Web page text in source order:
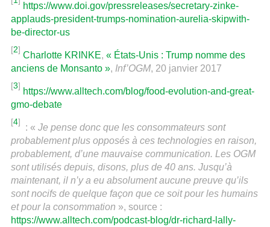
https://www.doi.gov/pressreleases/secretary-zinke-
applauds-president-trumps-nomination-aurelia-skipwith-
be-director-us
[2]
Charlotte KRINKE, « États-Unis : Trump nomme des
anciens de Monsanto », Inf’OGM, 20 janvier 2017
[3]
https://www.alltech.com/blog/food-evolution-and-great-
gmo-debate
[4]
: « Je pense donc que les consommateurs sont
probablement plus opposés à ces technologies en raison,
probablement, d’une mauvaise communication. Les OGM
sont utilisés depuis, disons, plus de 40 ans. Jusqu’à
maintenant, il n’y a eu absolument aucune preuve qu’ils
sont nocifs de quelque façon que ce soit pour les humains
et pour la consommation », source :
https://www.alltech.com/podcast-blog/dr-richard-lally-